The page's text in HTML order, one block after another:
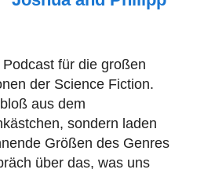
für die großen
der Science Fiction.
aus dem
sondern laden
Größen des Genres
über das, was uns